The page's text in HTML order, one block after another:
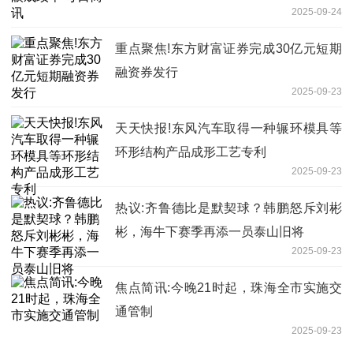
2025-09-24
重点聚焦!东方财富证券完成30亿元短期
融资券发行
2025-09-23
天天快报!东风汽车取得一种辗环模具等
环形结构产品成形工艺专利
2025-09-23
热议:齐鲁德比是默契球？韩鹏怒斥刘彬
彬，海牛下赛季再添一员泰山旧将
2025-09-23
焦点简讯:今晚21时起，珠海全市实施交
通管制
2025-09-23